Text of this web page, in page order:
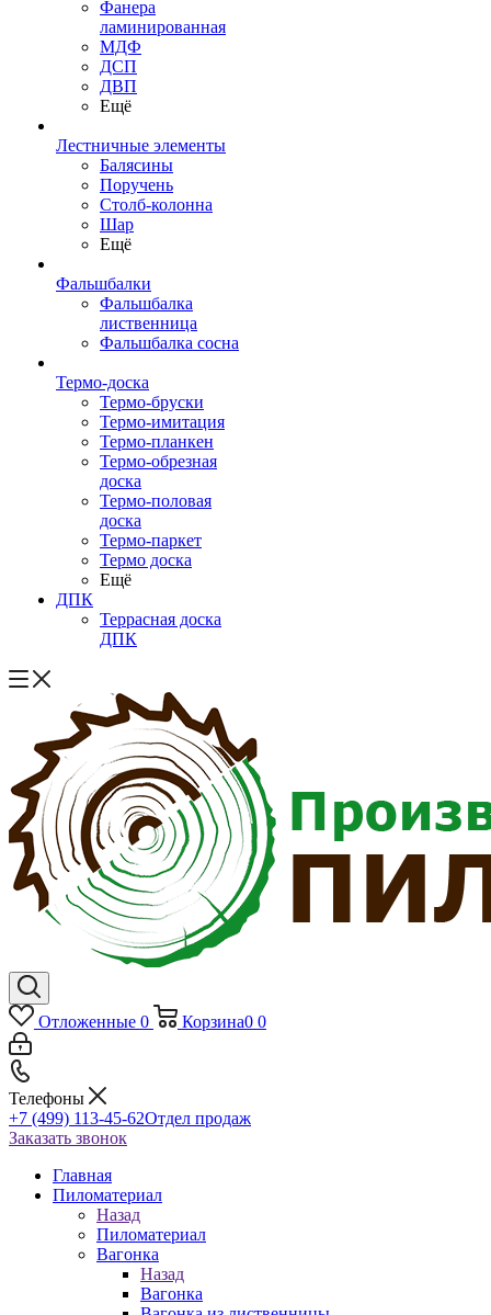
Фанера
ламинированная
МДФ
ДСП
ДВП
Ещё
Лестничные элементы
Балясины
Поручень
Столб-колонна
Шар
Ещё
Фальшбалки
Фальшбалка
лиственница
Фальшбалка сосна
Термо-доска
Термо-бруски
Термо-имитация
Термо-планкен
Термо-обрезная
доска
Термо-половая
доска
Термо-паркет
Термо доска
Ещё
ДПК
Террасная доска
ДПК
Отложенные 0 Корзина0 0
Телефоны
+7 (499) 113-45-62Отдел продаж
Заказать звонок
Главная
Пиломатериал
Назад
Пиломатериал
Вагонка
Назад
Вагонка